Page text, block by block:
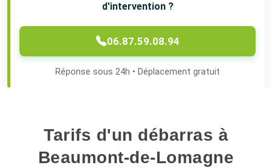
d'intervention ?
06.87.59.08.94
Réponse sous 24h • Déplacement gratuit
Tarifs d'un débarras à
Beaumont-de-Lomagne